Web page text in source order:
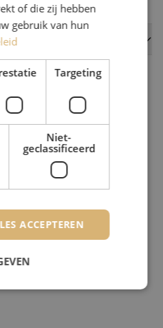
of die zij hebben
gebruik van hun
Targeting
Niet-
geclassificeerd
ACCEPTEREN